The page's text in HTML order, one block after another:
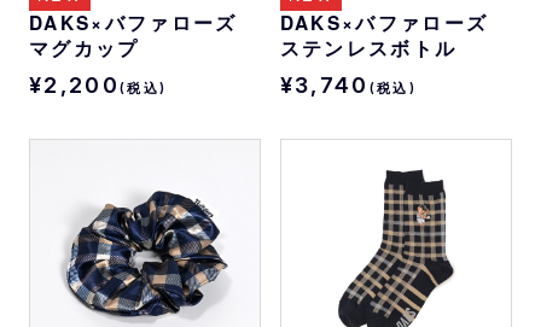
DAKS×バファローズ
マグカップ
¥2,200 (税込)
DAKS×バファローズ
ステンレスボトル
¥3,740 (税込)